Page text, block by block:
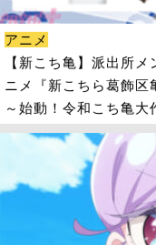
アニメ
【新こち亀】派出所
ニメ『新こちら葛飾区
～始動！令和こち亀大